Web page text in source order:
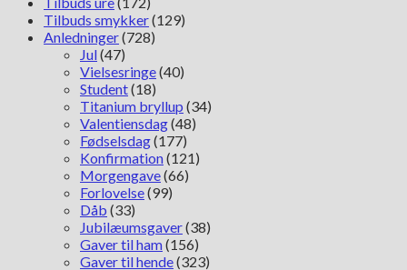
Tilbuds smykker(129)
Anledninger(728)
Jul(47)
Vielsesringe(40)
Student(18)
Titanium bryllup (34)
Valentiensdag(48)
Fødselsdag(177)
Konfirmation(121)
Morgengave(66)
Forlovelse(99)
Dåb (33)
Jubilæumsgaver(38)
Gaver til ham(156)
Gaver til hende(323)